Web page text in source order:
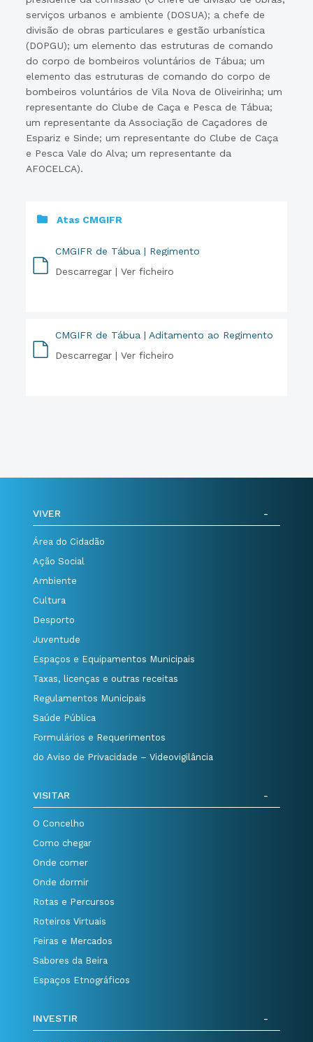
serviços urbanos e ambiente (DOSUA); a chefe de
divisão de obras particulares e gestão urbanística
(DOPGU); um elemento das estruturas de comando
do corpo de bombeiros voluntários de Tábua; um
elemento das estruturas de comando do corpo de
bombeiros voluntários de Vila Nova de Oliveirinha; um
representante do Clube de Caça e Pesca de Tábua;
um representante da Associação de Caçadores de
Espariz e Sinde; um representante do Clube de Caça
e Pesca Vale do Alva; um representante da
AFOCELCA).
Atas CMGIFR
CMGIFR de Tábua | Regimento
Descarregar |Ver ficheiro
CMGIFR de Tábua | Aditamento ao Regimento
Descarregar |Ver ficheiro
VIVER
Área do Cidadão
Ação Social
Ambiente
Cultura
Desporto
Juventude
Espaços e Equipamentos Municipais
Taxas, licenças e outras receitas
Regulamentos Municipais
Saúde Pública
Formulários e Requerimentos
do Aviso de Privacidade – Videovigilância
VISITAR
O Concelho
Como chegar
Onde comer
Onde dormir
Rotas e Percursos
Roteiros Virtuais
Feiras e Mercados
Sabores da Beira
Espaços Etnográficos
INVESTIR